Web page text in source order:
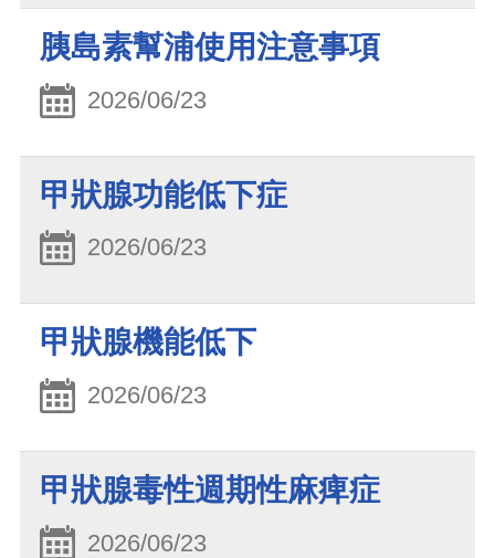
胰島素幫浦使用注意事項
2026/06/23
甲狀腺功能低下症
2026/06/23
甲狀腺機能低下
2026/06/23
甲狀腺毒性週期性麻痺症
2026/06/23